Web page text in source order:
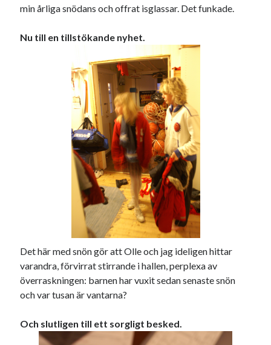
min årliga snödans och offrat isglassar. Det funkade.
Nu till en tillstökande nyhet.
Det här med snön gör att Olle och jag ideligen hittar
varandra, förvirrat stirrande i hallen, perplexa av
överraskningen: barnen har vuxit sedan senaste snön
och var tusan är vantarna?
Och slutligen till ett sorgligt besked.